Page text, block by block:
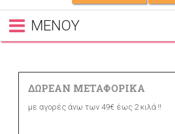
ΜΕΝΟΥ
ΔΩΡΕΑΝ ΜΕΤΑΦΟΡΙΚΑ
με αγορές άνω των 49€ έως 2 κιλά !!